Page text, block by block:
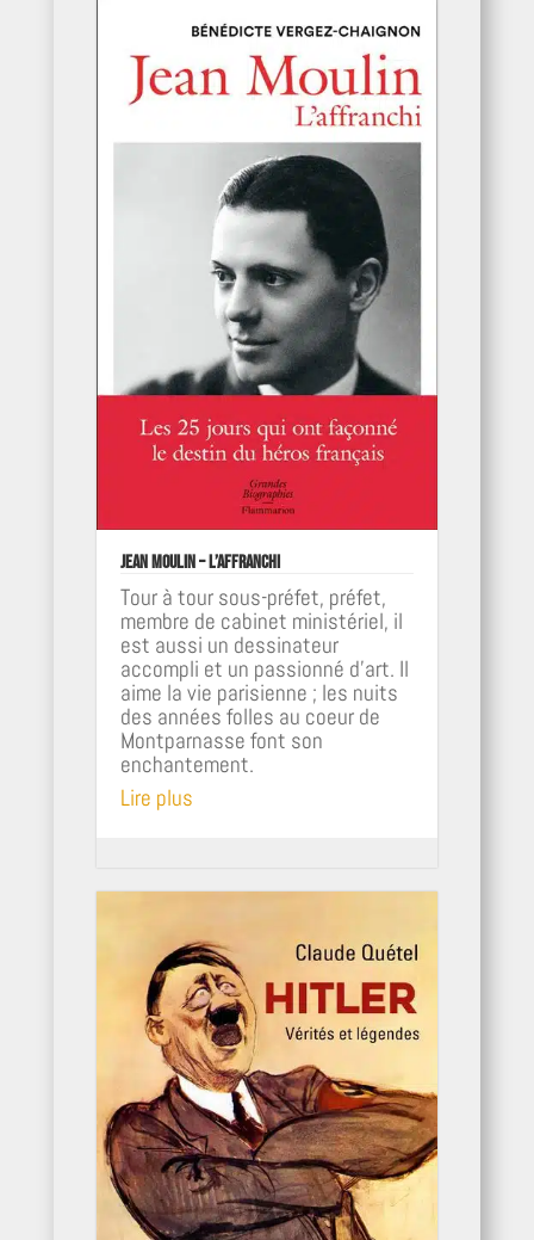
Jean Moulin – L’affranchi
Tour à tour sous-préfet, préfet,
membre de cabinet ministériel, il
est aussi un dessinateur
accompli et un passionné d'art. Il
aime la vie parisienne ; les nuits
des années folles au coeur de
Montparnasse font son
enchantement.
Lire plus